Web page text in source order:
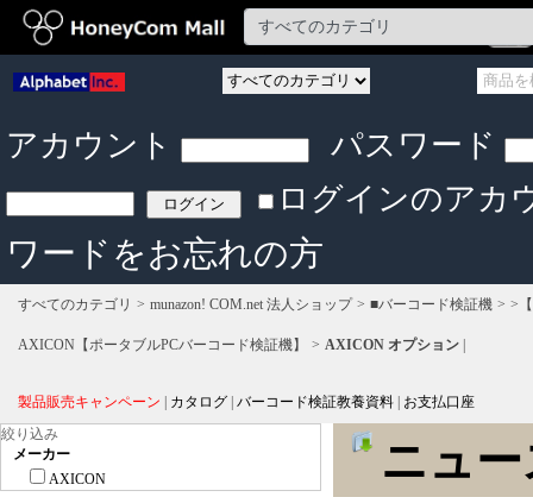
アカウント
パスワード
ログインのアカ
ワードをお忘れの方
すべてのカテゴリ munazon! COM.net 法人ショップ ■バーコード検証機 >
AXICON【ポータブルPCバーコード検証機】 AXICON オプション
製品販売キャンペーン カタログ バーコード検証教養資料
お支払口座
絞り込み
メーカー
AXICON
ニュ